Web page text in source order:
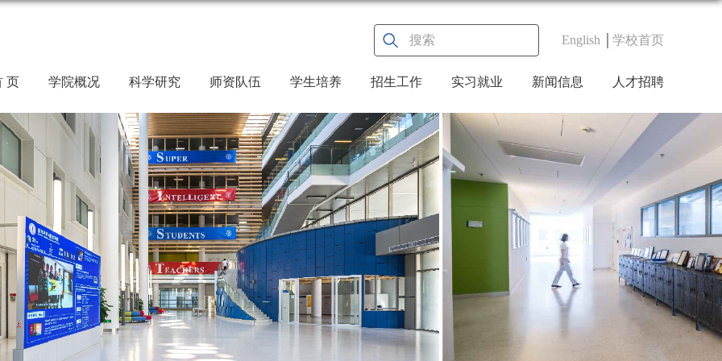
English 学校首页
页 学院概况 科学研究 师资队伍 学生培养 招生工作 实习就业 新闻信息 人才招聘